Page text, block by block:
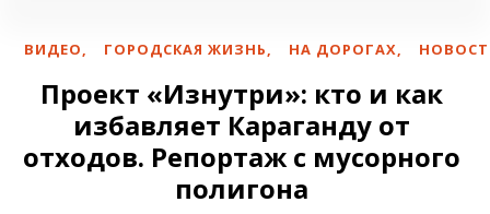
ВИДЕО, ГОРОДСКАЯ ЖИЗНЬ, НА ДОРОГАХ,
Проект «Изнутри»: кто и как
избавляет Караганду от
отходов. Репортаж с мусорного
полигона